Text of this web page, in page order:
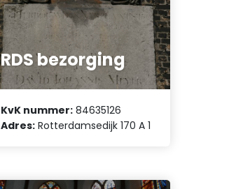
RDS bezorging
KvK nummer: 84635126
Adres: Rotterdamsedijk 170 A 1